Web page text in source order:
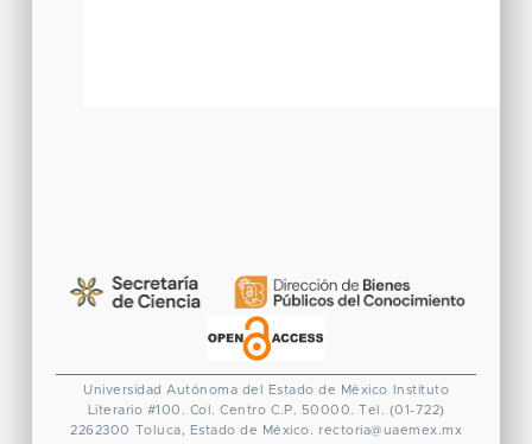
Universidad Autónoma del Estado de México
Instituto
Literario #100. Col. Centro C.P. 50000. Tel. (01-722)
2262300 Toluca, Estado de México. rectoria@uaemex.mx